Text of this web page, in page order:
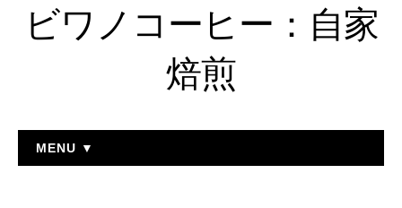
ビワノコーヒー：自家
焙煎
MENU ▼